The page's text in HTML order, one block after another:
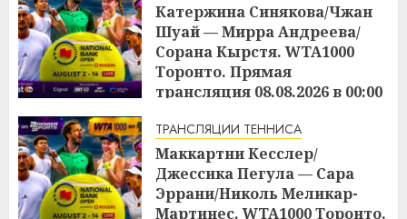
Катержина Синякова/Чжан
Шуай — Мирра Андреева/
Сорана Кырстя. WTA1000
Торонто. Прямая
трансляция 08.08.2026 в 00:00
ТРАНСЛЯЦИИ ТЕННИСА
Маккартни Кесслер/
Джессика Пегула — Сара
Эррани/Николь Меликар-
Мартинес. WTA1000 Торонто.